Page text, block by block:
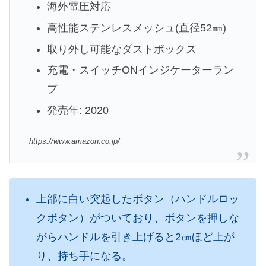
海外電圧対応
高性能ステンレスメッシュ(直径52㎜)
取り外し可能なダストボックス
充電・スイッチONインジケーターラン
プ
発売年: 2020
https://www.amazon.co.jp/
上部に白い突起したボタン（ハンドルロッ
クボタン）がついており、ボタンを押しな
がらハンドルを引き上げると2㎝ほど上が
り、持ち手になる。